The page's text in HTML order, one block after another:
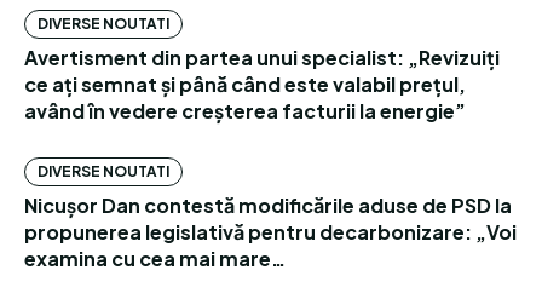
DIVERSE NOUTATI
Avertisment din partea unui specialist: „Revizuiți
ce ați semnat și până când este valabil prețul,
având în vedere creșterea facturii la energie”
DIVERSE NOUTATI
Nicușor Dan contestă modificările aduse de PSD la
propunerea legislativă pentru decarbonizare: „Voi
examina cu cea mai mare…